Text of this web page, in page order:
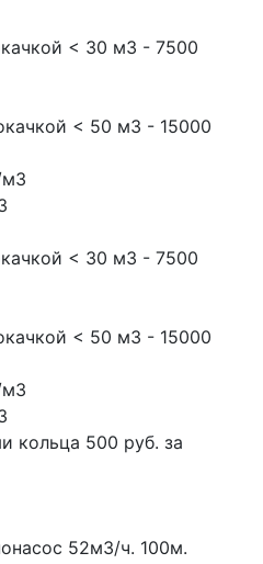
< 30 м3 - 7500
< 50 м3 - 15000
< 30 м3 - 7500
< 50 м3 - 15000
кольца 500 руб. за
52м3/ч. 100м.